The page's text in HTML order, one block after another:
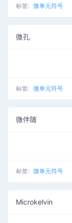
标签: 微单元符号
微孔
标签: 微单元符号
微伴随
标签: 微单元符号
Microkelvin